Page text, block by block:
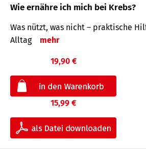
Wie ernähre ich mich bei Krebs?
Was nützt, was nicht – praktische
Alltag
mehr
19,90 €
15,99 €